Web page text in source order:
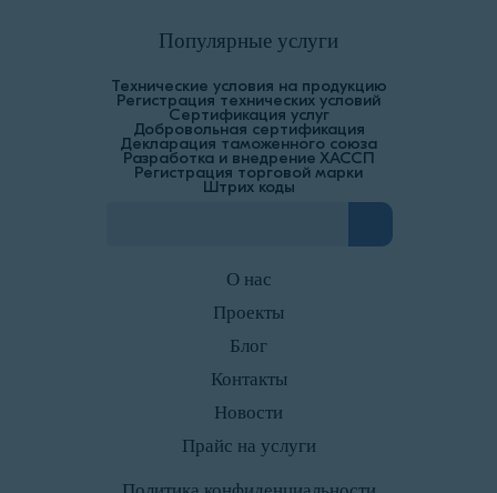
Популярные услуги
Технические условия на продукцию
Регистрация технических условий
Сертификация услуг
Добровольная сертификация
Декларация таможенного союза
Разработка и внедрение ХАССП
Регистрация торговой марки
Штрих коды
О нас
Проекты
Блог
Контакты
Новости
Прайс на услуги